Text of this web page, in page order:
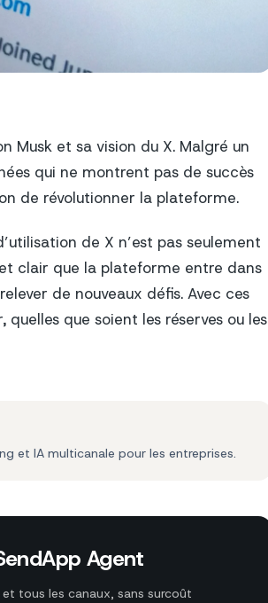
Musk et sa vision du X. Malgré un
qui ne montrent pas de succès
de révolutionner la plateforme.
de X n’est pas seulement
clair que la plateforme entre dans
de nouveaux défis. Avec ces
que soient les réserves ou les
et IA multicanale pour les entreprises.
Agent
tous les canaux, sans surcoût